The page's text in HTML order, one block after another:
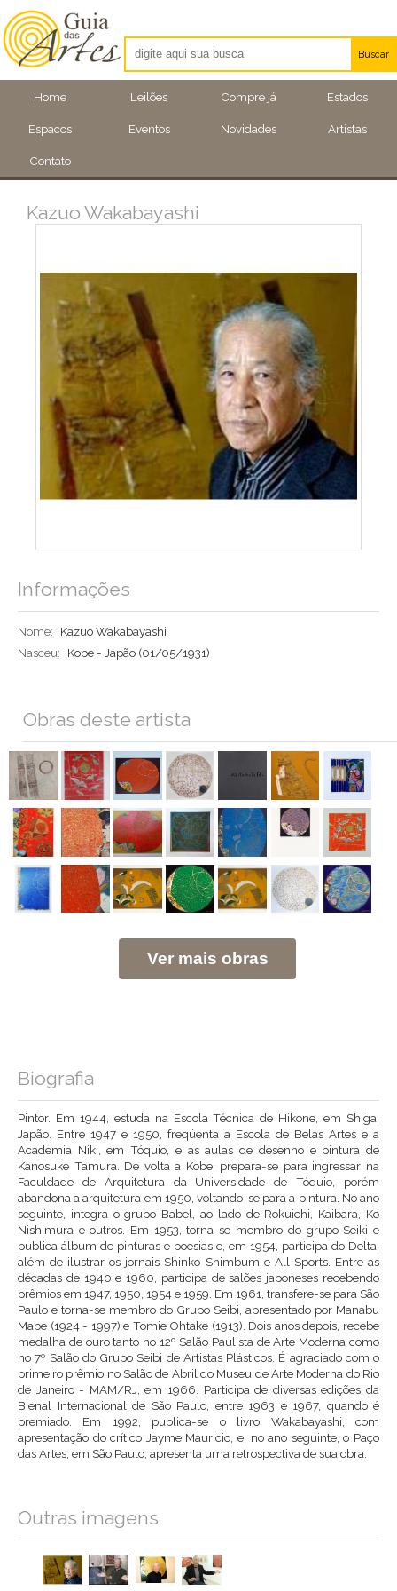
Home Leilões Compre já Estados
Espacos Eventos Novidades Artistas
Contato
Buscar
Artistas
Eventos
Kazuo Wakabayashi
Informações
Nome:
Kazuo Wakabayashi
Nasceu:
Kobe - Japão (01/05/1931)
Obras deste artista
Ver mais obras
Biografia
Pintor. Em 1944, estuda na Escola Técnica de Hikone, em Shiga,
Japão. Entre 1947 e 1950, freqüenta a Escola de Belas Artes e a
Academia Niki, em Tóquio, e as aulas de desenho e pintura de
Kanosuke Tamura. De volta a Kobe, prepara-se para ingressar na
Faculdade de Arquitetura da Universidade de Tóquio, porém
abandona a arquitetura em 1950, voltando-se para a pintura. No ano
seguinte, integra o grupo Babel, ao lado de Rokuichi, Kaibara, Ko
Nishimura e outros. Em 1953, torna-se membro do grupo Seiki e
publica álbum de pinturas e poesias e, em 1954, participa do Delta,
além de ilustrar os jornais Shinko Shimbum e All Sports. Entre as
décadas de 1940 e 1960, participa de salões japoneses recebendo
prêmios em 1947, 1950, 1954 e 1959. Em 1961, transfere-se para São
Paulo e torna-se membro do Grupo Seibi, apresentado por Manabu
Mabe (1924 - 1997) e Tomie Ohtake (1913). Dois anos depois, recebe
medalha de ouro tanto no 12º Salão Paulista de Arte Moderna como
no 7º Salão do Grupo Seibi de Artistas Plásticos. É agraciado com o
primeiro prêmio no Salão de Abril do Museu de Arte Moderna do Rio
de Janeiro - MAM/RJ, em 1966. Participa de diversas edições da
Bienal Internacional de São Paulo, entre 1963 e 1967, quando é
premiado. Em 1992, publica-se o livro Wakabayashi, com
apresentação do crítico Jayme Mauricio, e, no ano seguinte, o Paço
das Artes, em São Paulo, apresenta uma retrospectiva de sua obra.
Outras imagens